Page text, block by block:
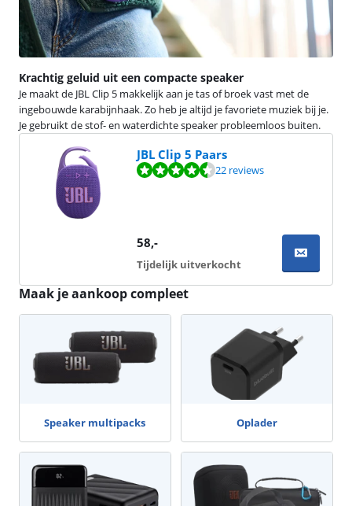
Krachtig geluid uit een compacte speaker
Je maakt de JBL Clip 5 makkelijk aan je tas of broek vast met de
ingebouwde karabijnhaak. Zo heb je altijd je favoriete muziek bij je.
Je gebruikt de stof- en waterdichte speaker probleemloos buiten.
JBL Clip 5 Paars
Beoordeling is 9,2 van de 10, gebaseerd op 22 reviews.
22 reviews
58,-
Tijdelijk uitverkocht
Maak je aankoop compleet
Speaker multipacks Oplader